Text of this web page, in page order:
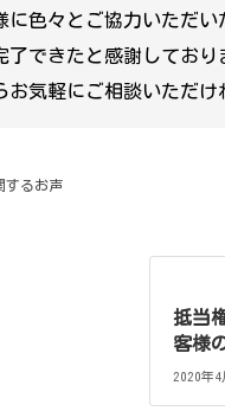
に色々とご協力いただい
了できたと感謝しており
お気軽にご相談いただけ
するお声
抵当
客様
2020年4